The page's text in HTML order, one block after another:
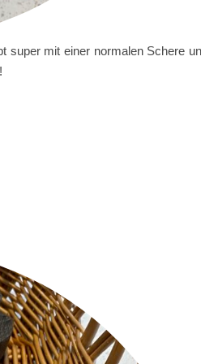
super mit einer normalen Schere